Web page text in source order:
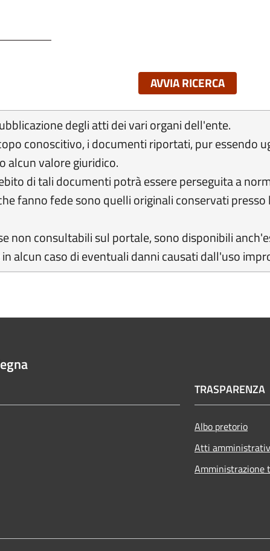
degli atti dei vari organi dell'ente.
conoscitivo, i documenti riportati, pur essendo
alcun valore giuridico.
di tali documenti potrà essere perseguita a
fanno fede sono quelli originali conservati
non consultabili sul portale, sono disponibili
alcun caso di eventuali danni causati dall'uso
TRASPARENZA
Albo pretorio
Atti
Amministrazione